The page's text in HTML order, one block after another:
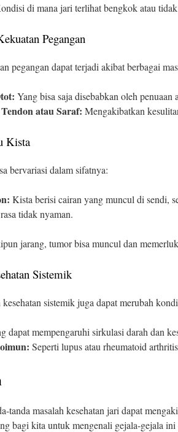
di mana jari terlihat bengkok atau
Pegangan
pegangan dapat terjadi akibat berbagai
Yang bisa saja disebabkan oleh
atau Saraf: Mengakibatkan
Kista
bervariasi dalam sifatnya:
Kista berisi cairan yang muncul di sendi,
tidak nyaman.
jarang, tumor bisa muncul dan
Sistemik
kesehatan sistemik juga dapat merubah
dapat mempengaruhi sirkulasi darah dan
Seperti lupus atau rheumatoid
tanda masalah kesehatan jari dapat
bagi kita untuk mengenali gejala-gejala